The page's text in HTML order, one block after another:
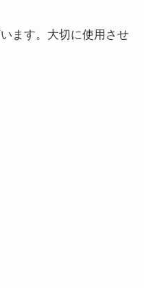
ます。大切に使用させ